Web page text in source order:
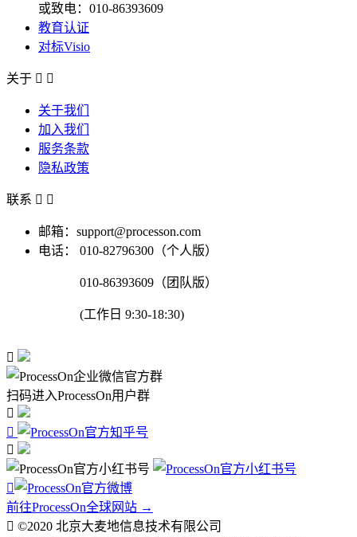
或致电：010-86393609
教育认证
对标Visio
关于  
关于我们
加入我们
服务条款
隐私政策
联系  
邮箱：support@processon.com
电话：
010-82796300（个人版）
010-86393609（团队版）
(工作日 9:30-18:30)

扫码进入ProcessOn用户群




前往ProcessOn全球网站 →
 ©2020 北京大麦地信息技术有限公司